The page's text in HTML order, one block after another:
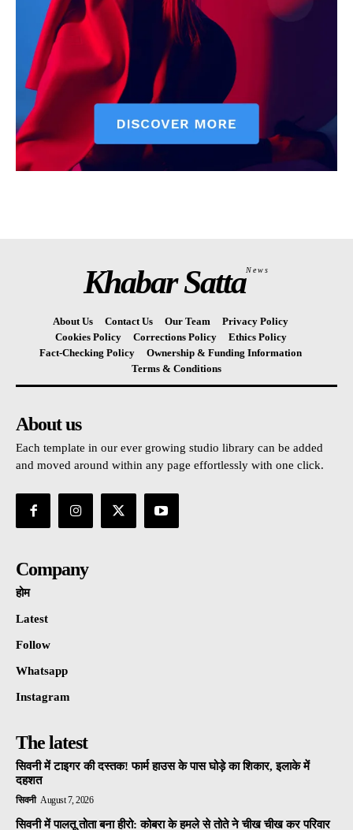
Khabar SattaNews
About Us Contact Us Our Team
Privacy Policy
Cookies Policy
Corrections Policy
Ethics Policy
Fact-Checking Policy
Ownership & Funding Information
Terms & Conditions
About us
Each template in our ever growing studio library can be added
and moved around within any page effortlessly with one click.
Company
होम
Latest
Follow
Whatsapp
Instagram
The latest
सिवनी में टाइगर की दस्तक! फार्म हाउस के पास घोड़े का शिकार, इलाके में
दहशत
सिवनी August 7, 2026
सिवनी में पालतू तोता बना हीरो: कोबरा के हमले से तोते ने चीख चीख कर परिवार